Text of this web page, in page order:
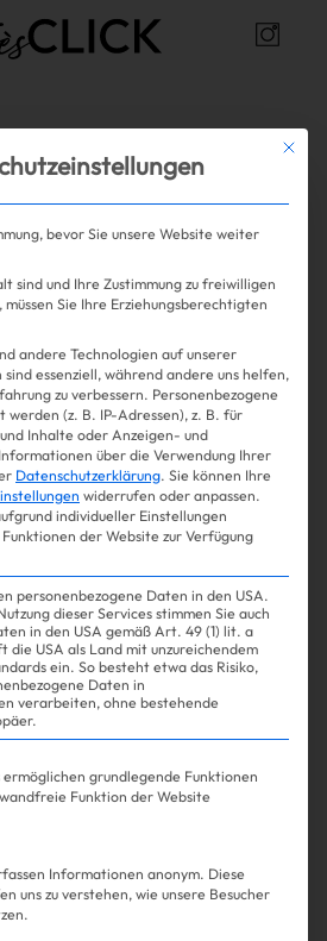
Themabraun
kannst du
direkt schlafen
Mit
bevor Sie unsere Website weiter
sind und Ihre Zustimmung zu freiwilligen
Sie Ihre Erziehungsberechtigten
andere Technologien auf unserer
essenziell, während andere uns helfen,
zu verbessern. Personenbezogene
(z. B. IP-Adressen), z. B. für
Inhalte oder Anzeigen- und
über die Verwendung Ihrer
Datenschutzerklärung. Sie können Ihre
widerrufen oder anpassen.
individueller Einstellungen
der Website zur Verfügung
personenbezogene Daten in den USA.
dieser Services stimmen Sie auch
in den USA gemäß Art. 49 (1) lit. a
die USA als Land mit unzureichendem
ein. So besteht etwa das Risiko,
Daten in
verarbeiten, ohne bestehende
Service-Gruppen, für die
ermöglichen grundlegende Funktionen
Funktion der Website
Informationen anonym. Diese
uns zu verstehen, wie unsere Besucher